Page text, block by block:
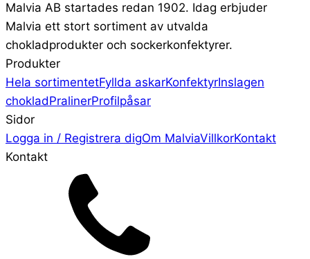
Malvia AB startades redan 1902. Idag erbjuder
Malvia ett stort sortiment av utvalda
chokladprodukter och sockerkonfektyrer.
Produkter
Hela sortimentetFyllda askarKonfektyrInslagen
chokladPralinerProfilpåsar
Sidor
Logga in / Registrera digOm MalviaVillkorKontakt
Kontakt